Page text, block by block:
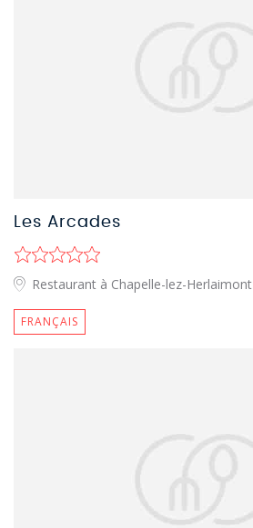
Les Arcades
Restaurant à Chapelle-lez-Herlaimont
FRANÇAIS